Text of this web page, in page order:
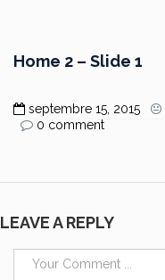
Home 2 – Slide 1
septembre 15, 2015
0 comment
LEAVE A REPLY